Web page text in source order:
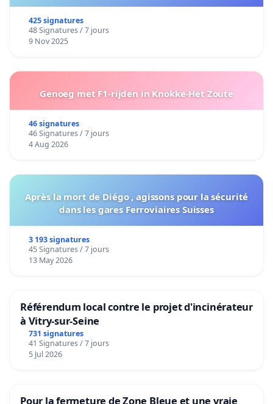
425 signatures
48 Signatures / 7 jours
9 Nov 2025
Genoeg met F1-rijden in Knokke-Het Zoute
46 signatures
46 Signatures / 7 jours
4 Aug 2026
Après la mort de Diégo , agissons pour la sécurité
dans les gares Ferroviaires Suisses
3 193 signatures
45 Signatures / 7 jours
13 May 2026
Référendum local contre le projet d'incinérateur
à Vitry-sur-Seine
731 signatures
41 Signatures / 7 jours
5 Jul 2026
Pour la fermeture de Zone Bleue et une vraie